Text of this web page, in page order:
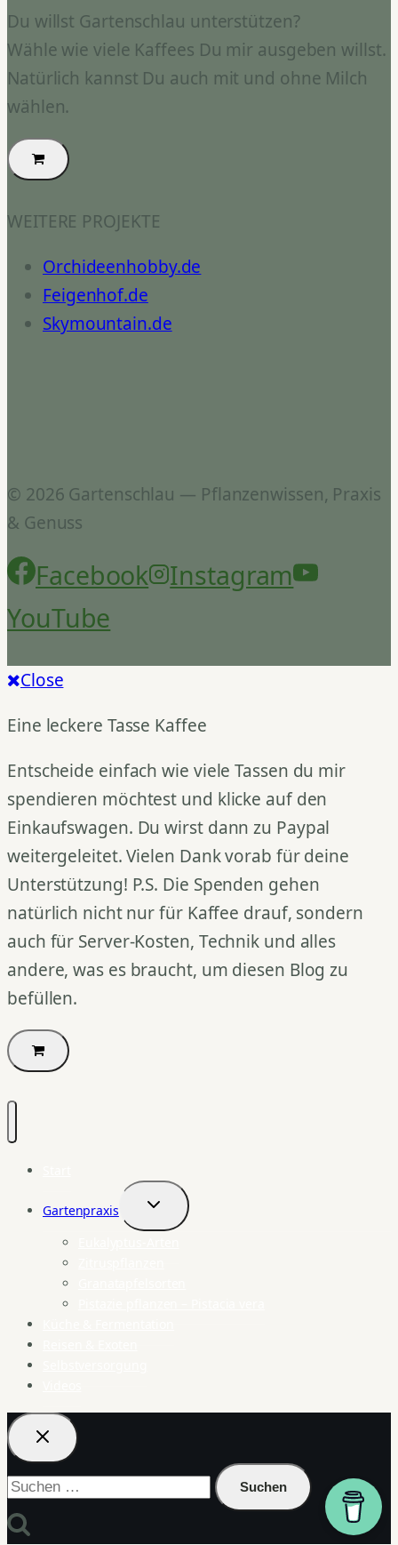
Du willst Gartenschlau unterstützen?
Wähle wie viele Kaffees Du mir ausgeben willst.
Natürlich kannst Du auch mit und ohne Milch
wählen.
WEITERE PROJEKTE
Orchideenhobby.de
Feigenhof.de
Skymountain.de
© 2026 Gartenschlau — Pflanzenwissen, Praxis
& Genuss
Facebook
Instagram
YouTube
Close
Eine leckere Tasse Kaffee
Entscheide einfach wie viele Tassen du mir
spendieren möchtest und klicke auf den
Einkaufswagen. Du wirst dann zu Paypal
weitergeleitet. Vielen Dank vorab für deine
Unterstützung! P.S. Die Spenden gehen
natürlich nicht nur für Kaffee drauf, sondern
auch für Server-Kosten, Technik und alles
andere, was es braucht, um diesen Blog zu
befüllen.
Gartenpraxis
Untermenü
umschalten
Suchen
nach: